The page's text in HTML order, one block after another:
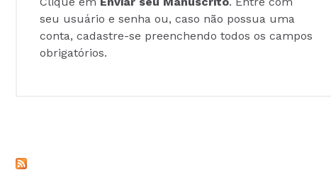
seu usuário e senha ou, caso não possua uma
conta, cadastre-se preenchendo todos os campos
obrigatórios.